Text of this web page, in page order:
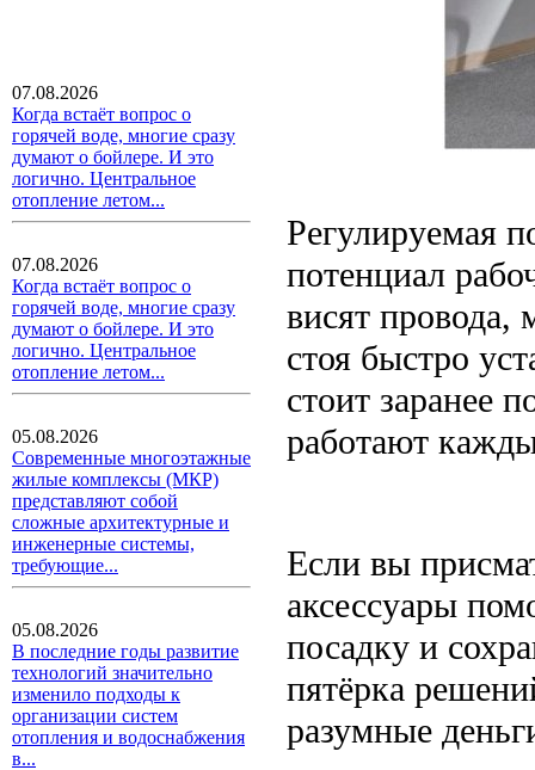
07.08.2026
Когда встаёт вопрос о
горячей воде, многие сразу
думают о бойлере. И это
логично. Центральное
отопление летом...
07.08.2026
Когда встаёт вопрос о
горячей воде, многие сразу
думают о бойлере. И это
логично. Центральное
отопление летом...
05.08.2026
Современные многоэтажные
жилые комплексы (МКР)
представляют собой
сложные архитектурные и
инженерные системы,
требующие...
05.08.2026
В последние годы развитие
технологий значительно
изменило подходы к
организации систем
отопления и водоснабжения
в...
Регулируемая
потенциал
висят провода,
стоя быстро
стоит заранее
работают
Если вы
аксессуары
посадку и
пятёрка
разумные